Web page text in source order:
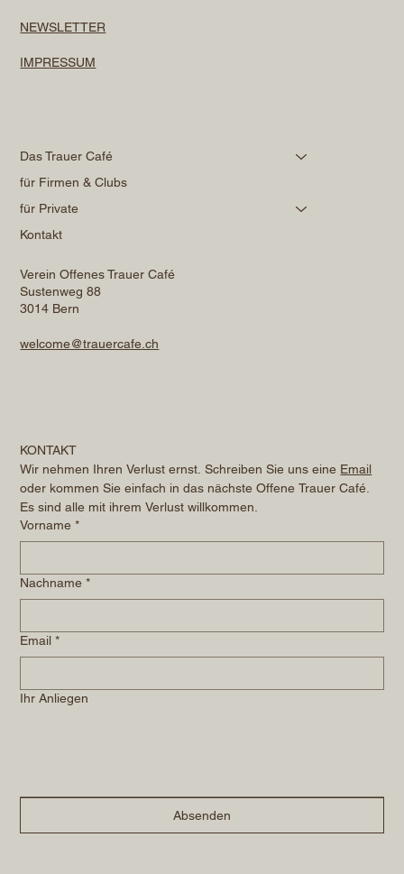
NEWSLETTER
IMPRESSUM
Das Trauer Café
für Firmen & Clubs
für Private
Kontakt
Verein Offenes Trauer Café
Sustenweg 88
3014 Bern
welcome@trauercafe.ch
KONTAKT
Wir nehmen Ihren Verlust ernst. Schreiben Sie uns eine Email
oder kommen Sie einfach in das nächste Offene Trauer Café.
Es sind alle mit ihrem Verlust willkommen.
Vorname *
Nachname *
Email *
Ihr Anliegen
Absenden